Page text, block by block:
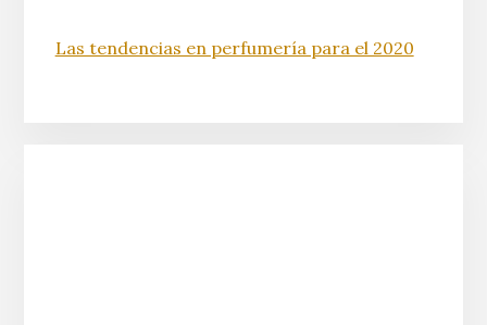
Las tendencias en perfumería para el 2020